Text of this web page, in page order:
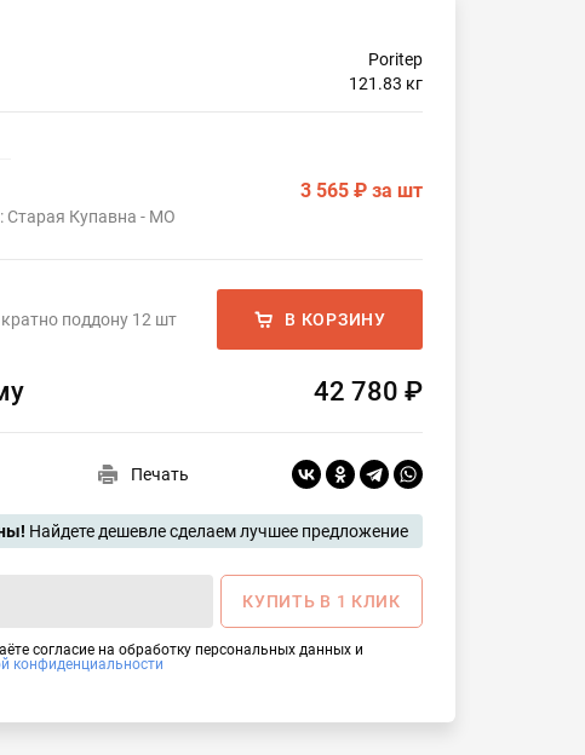
Poritep
121.83 кг
3 565 ₽ за шт
Старая Купавна - МО
кратно поддону 12 шт В КОРЗИНУ
42 780 ₽
Печать
Найдете дешевле сделаем лучшее предложение
КУПИТЬ В 1 КЛИК
согласие на обработку персональных данных и
конфиденциальности